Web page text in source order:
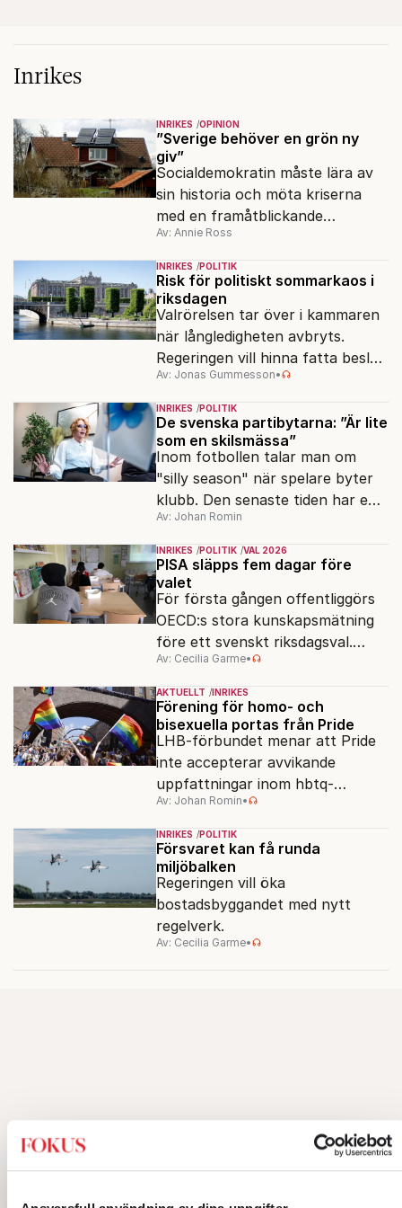
Inrikes
INRIKES OPINION
”Sverige behöver en grön ny
giv”
Socialdemokratin måste lära av
sin historia och möta kriserna
med en framåtblickande
strukturpolitik för att göra
Sverige långsiktigt hållbart,
jämlikt och kriståligt.
Av: Annie Ross
INRIKES POLITIK
Risk för politiskt sommarkaos i
riksdagen
Valrörelsen tar över i kammaren
när långledigheten avbryts.
Regeringen vill hinna fatta beslut
före valet – men oppositionen
ser sin chans att pressa
Tidösidan.
Av: Jonas Gummesson•
INRIKES POLITIK
De svenska partibytarna: ”Är lite
som en skilsmässa”
Inom fotbollen talar man om
"silly season" när spelare byter
klubb. Den senaste tiden har en
rad svenska politiker bytt parti –
men varför, och vad skiljer
partiernas interna kulturer åt?
Av: Johan Romin
INRIKES POLITIK VAL 2026
PISA släpps fem dagar före
valet
För första gången offentliggörs
OECD:s stora kunskapsmätning
före ett svenskt riksdagsval.
Resultatet kan ge skolfrågan ny
kraft under valrörelsens sista
dagar.
Av: Cecilia Garme•
AKTUELLT INRIKES
Förening för homo- och
bisexuella portas från Pride
LHB-förbundet menar att Pride
inte accepterar avvikande
uppfattningar inom hbtq-
rörelsen. "Vi har inga problem
med transpersoner", säger
ordföranden Linn Saarinen.
Av: Johan Romin•
INRIKES POLITIK
Försvaret kan få runda
miljöbalken
Regeringen vill öka
bostadsbyggandet med nytt
regelverk.
Av: Cecilia Garme•